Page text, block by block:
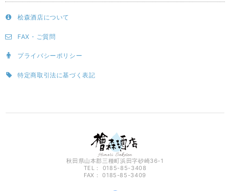
桧森酒店について
FAX・ご質問
プライバシーポリシー
特定商取引法に基づく表記
秋田県山本郡三種町浜田字砂崎36-1
TEL： 0185-85-3408
FAX： 0185-85-3409